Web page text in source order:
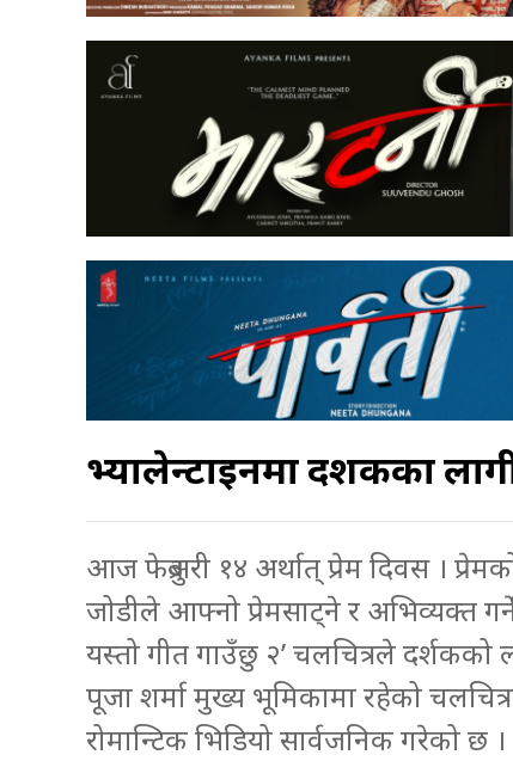
भ्यालेन्टाइनमा दर्शकका
आज फेब्रुअरी १४ अर्थात् प्रेम दिवस ।
जोडीले आफ्नो प्रेमसाट्ने र अभिव्यक्त
यस्तो गीत गाउँछु २’ चलचित्रले
पूजा शर्मा मुख्य भूमिकामा रहेको
रोमान्टिक भिडियो सार्वजनिक गरेको छ ।